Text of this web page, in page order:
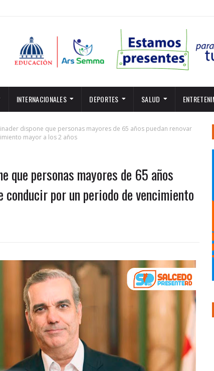
INTERNACIONALES DEPORTES SALUD
dispone que personas mayores de 65 años puedan renovar
mayor a los 2 años
que personas mayores de 65 años
conducir por un periodo de vencimiento